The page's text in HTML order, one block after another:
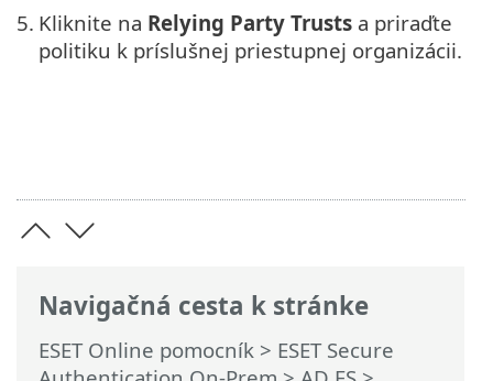
Navigačná cesta k stránke
ESET Online pomocník > ESET Secure
5. Kliknite na Relying Party Trusts a priraďte
politiku k príslušnej priestupnej organizácii.